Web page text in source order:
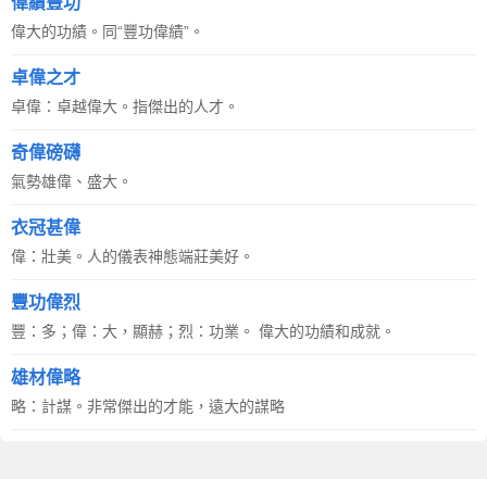
偉大的功績。同“豐功偉績”。
卓偉之才
卓偉：卓越偉大。指傑出的人才。
奇偉磅礴
氣勢雄偉、盛大。
衣冠甚偉
偉：壯美。人的儀表神態端莊美好。
豐功偉烈
豐：多；偉：大，顯赫；烈：功業。 偉大的功績和成就。
雄材偉略
略：計謀。非常傑出的才能，遠大的謀略